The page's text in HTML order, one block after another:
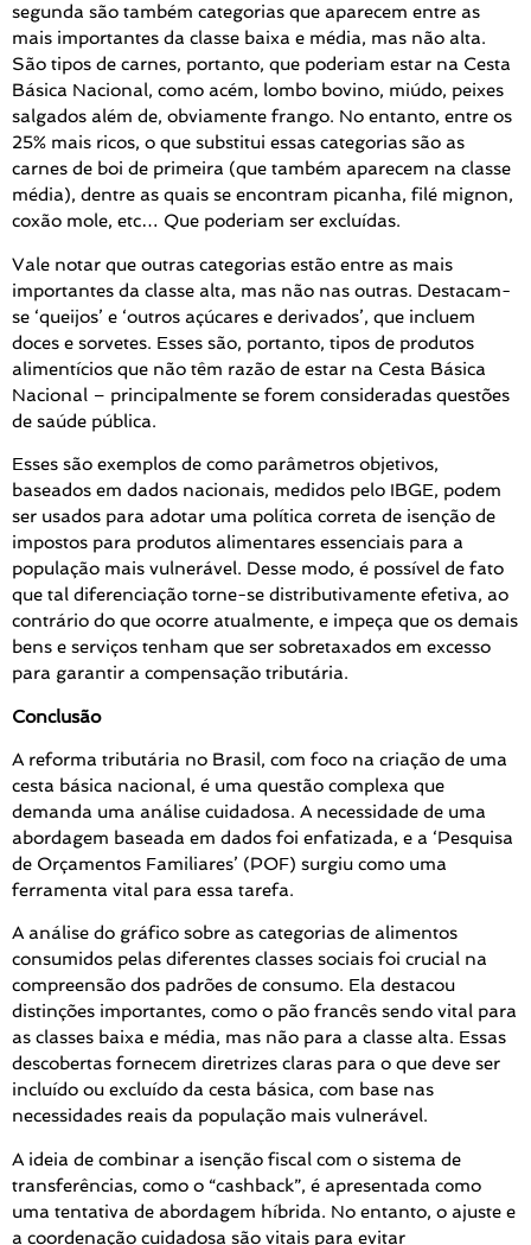
segunda são também categorias que aparecem entre as
mais importantes da classe baixa e média, mas não alta.
São tipos de carnes, portanto, que poderiam estar na Cesta
Básica Nacional, como acém, lombo bovino, miúdo, peixes
salgados além de, obviamente frango. No entanto, entre os
25% mais ricos, o que substitui essas categorias são as
carnes de boi de primeira (que também aparecem na classe
média), dentre as quais se encontram picanha, filé mignon,
coxão mole, etc… Que poderiam ser excluídas.
Vale notar que outras categorias estão entre as mais
importantes da classe alta, mas não nas outras. Destacam-
se ‘queijos’ e ‘outros açúcares e derivados’, que incluem
doces e sorvetes. Esses são, portanto, tipos de produtos
alimentícios que não têm razão de estar na Cesta Básica
Nacional – principalmente se forem consideradas questões
de saúde pública.
Esses são exemplos de como parâmetros objetivos,
baseados em dados nacionais, medidos pelo IBGE, podem
ser usados para adotar uma política correta de isenção de
impostos para produtos alimentares essenciais para a
população mais vulnerável. Desse modo, é possível de fato
que tal diferenciação torne-se distributivamente efetiva, ao
contrário do que ocorre atualmente, e impeça que os demais
bens e serviços tenham que ser sobretaxados em excesso
para garantir a compensação tributária.
Conclusão
A reforma tributária no Brasil, com foco na criação de uma
cesta básica nacional, é uma questão complexa que
demanda uma análise cuidadosa. A necessidade de uma
abordagem baseada em dados foi enfatizada, e a ‘Pesquisa
de Orçamentos Familiares’ (POF) surgiu como uma
ferramenta vital para essa tarefa.
A análise do gráfico sobre as categorias de alimentos
consumidos pelas diferentes classes sociais foi crucial na
compreensão dos padrões de consumo. Ela destacou
distinções importantes, como o pão francês sendo vital para
as classes baixa e média, mas não para a classe alta. Essas
descobertas fornecem diretrizes claras para o que deve ser
incluído ou excluído da cesta básica, com base nas
necessidades reais da população mais vulnerável.
A ideia de combinar a isenção fiscal com o sistema de
transferências, como o “cashback”, é apresentada como
uma tentativa de abordagem híbrida. No entanto, o ajuste e
a coordenação cuidadosa são vitais para evitar